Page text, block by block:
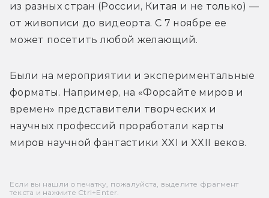
из разных стран (России, Китая и не только) —
от живописи до видеорта. С 7 ноябре ее
может посетить любой желающий.
Были на мероприятии и экспериментальные
форматы. Например, на «Форсайте миров и
времен» представители творческих и
научных профессий проработали карты
миров научной фантастики XXI и XXII веков.
Если вы нашли опечатку, пожалуйста, выделите фрагмент
текста и нажмите Ctrl+Enter.